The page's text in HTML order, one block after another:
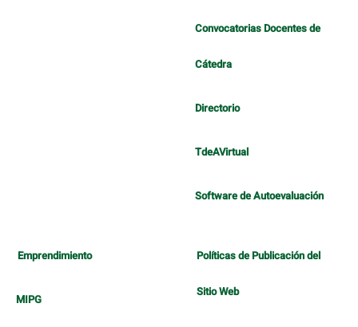
Convocatorias Docentes de
Cátedra
Directorio
TdeAVirtual
Software de Autoevaluación
Emprendimiento
MIPG
Políticas de Publicación del
Sitio Web